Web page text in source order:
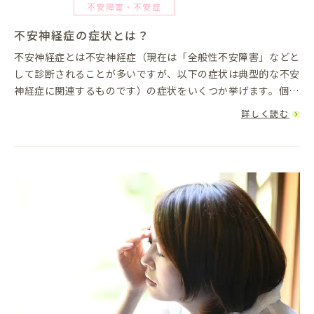
不安障害・不安症
不安神経症の症状とは？
不安神経症とは不安神経症（現在は「全般性不安障害」などと
して診断されることが多いですが、以下の症状は典型的な不安
神経症に関連するものです）の症状をいくつか挙げます。個人
によって症状の現れ方には異なる場合があります。心理的な症
詳しく読む